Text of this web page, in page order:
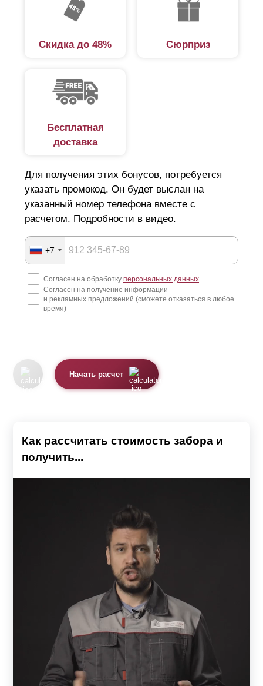
Скидка до 48% Сюрприз
Бесплатная
доставка
Для получения этих бонусов, потребуется
указать промокод. Он будет выслан на
указанный номер телефона вместе с
расчетом. Подробности в видео.
+7
Согласен на обработку персональных данных
Согласен на получение информации
и рекламных предложений (сможете отказаться в любое
время)
Начать расчет
Как рассчитать стоимость забора и
получить...